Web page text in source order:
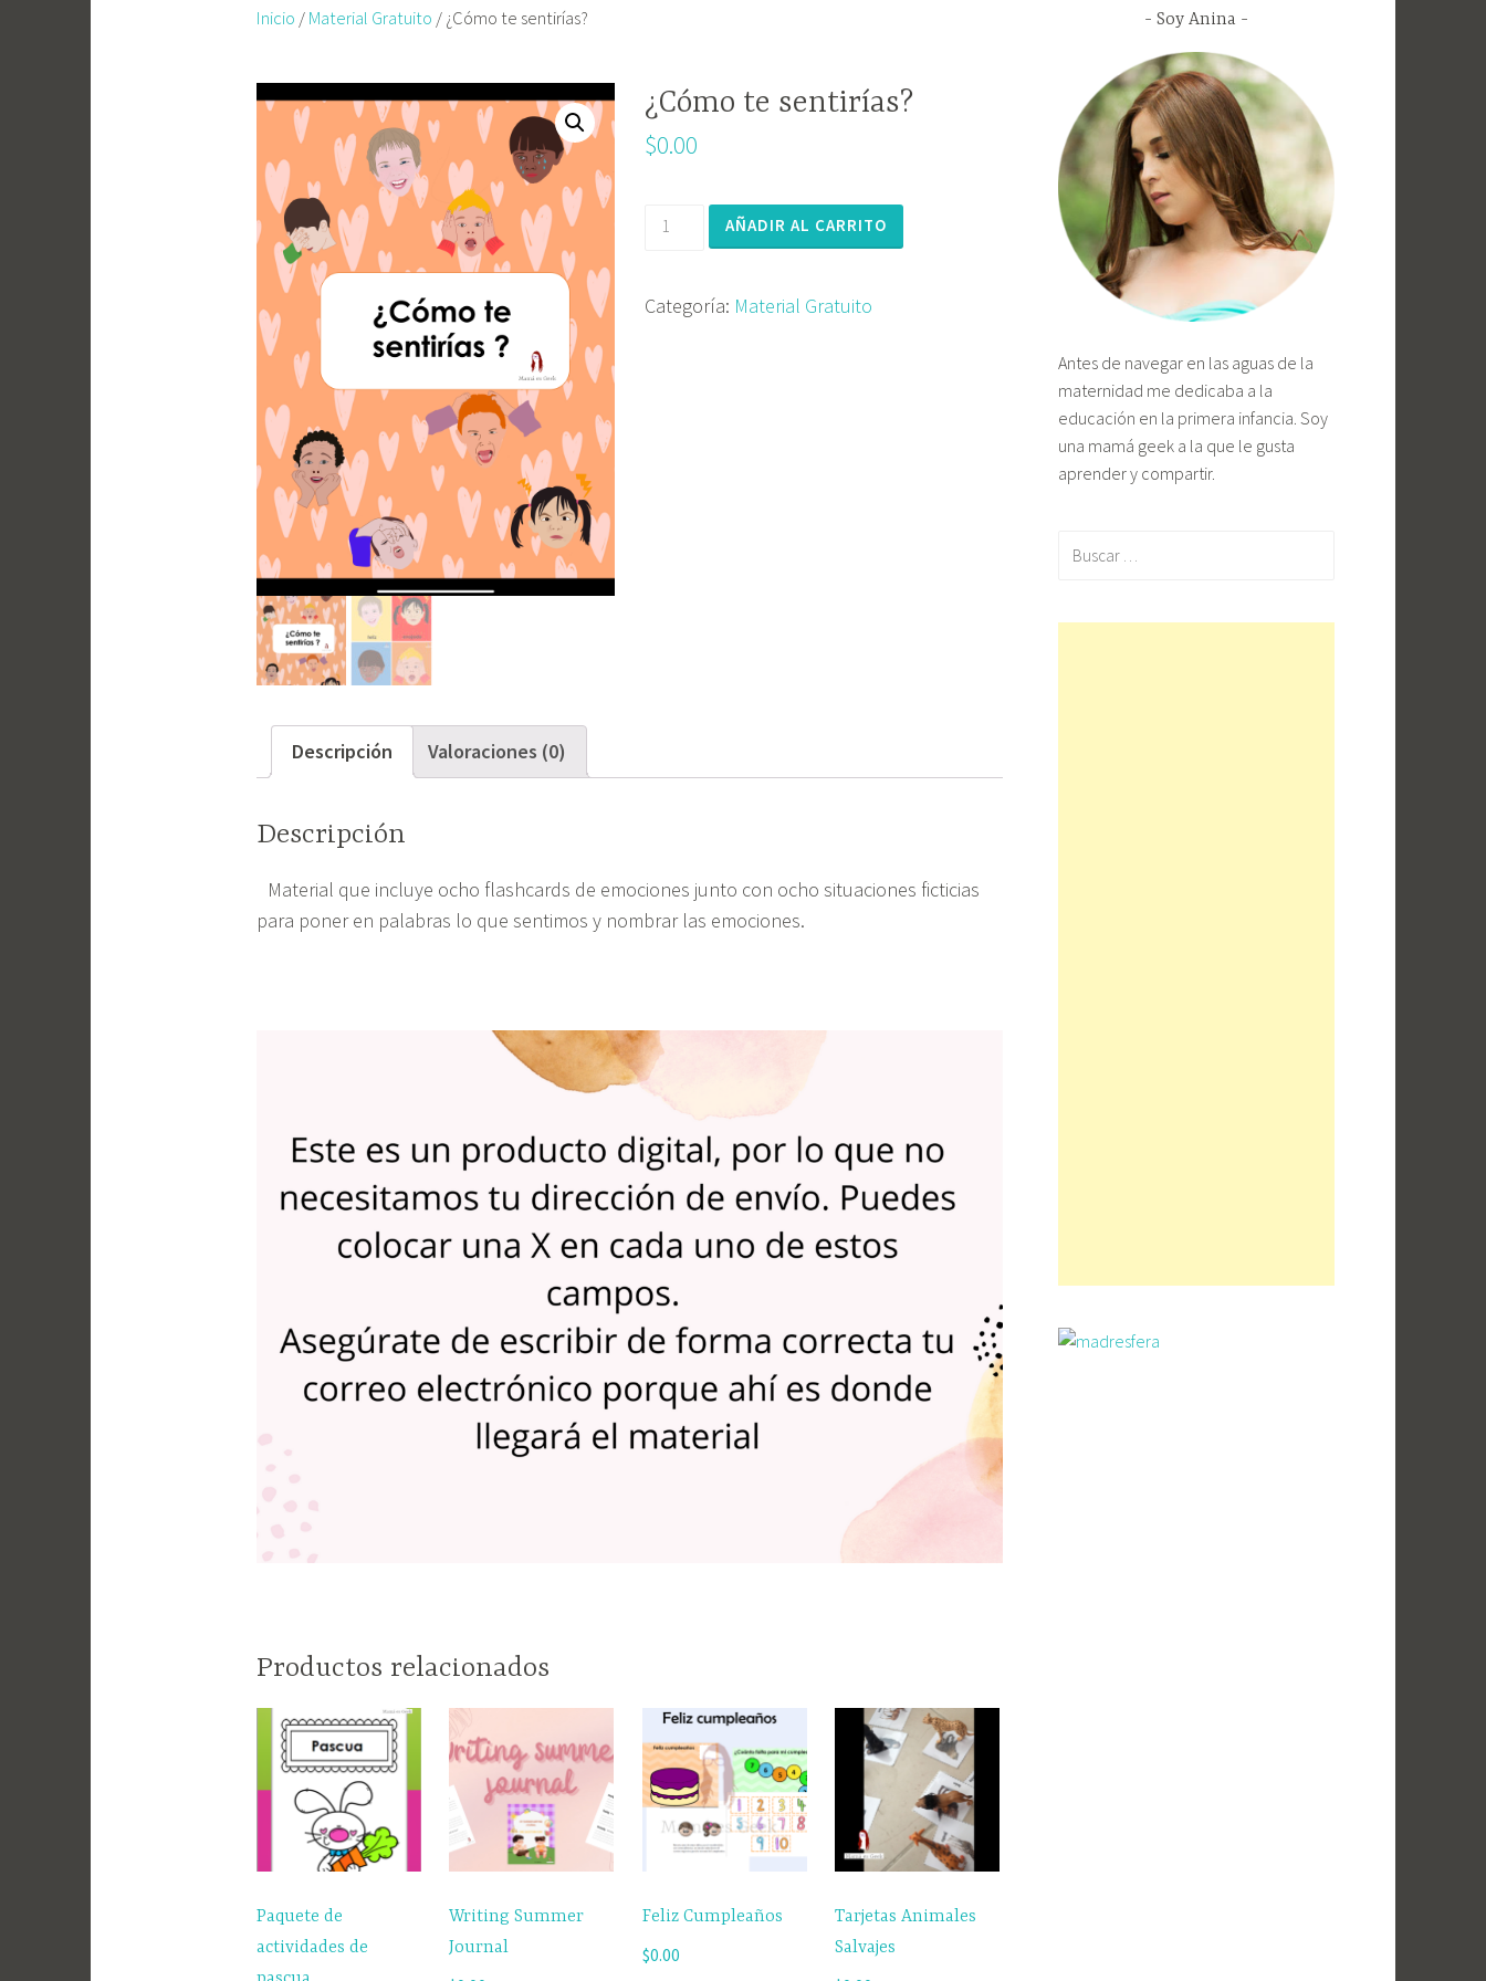
Inicio /Material Gratuito / ¿Cómo te sentirías?
¿Cómo te sentirías?
$0.00
AÑADIR AL CARRITO
Categoría: Material Gratuito
Descripción Valoraciones (0)
Descripción
Material que incluye ocho flashcards de emociones junto con ocho situaciones ficticias
para poner en palabras lo que sentimos y nombrar las emociones.
Productos relacionados
Paquete de
actividades de
Writing Summer
Journal
Feliz Cumpleaños
$0.00
Tarjetas Animales
Salvajes
Soy Anina
Antes de navegar en las aguas de la
maternidad me dedicaba a la
educación en la primera infancia. Soy
una mamá geek a la que le gusta
aprender y compartir.